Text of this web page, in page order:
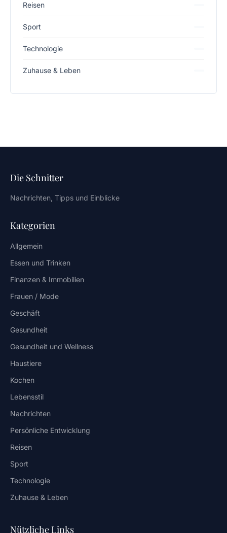
Reisen
Sport
Technologie
Zuhause & Leben
Die Schnitter
Nachrichten, Tipps und Einblicke
Kategorien
Allgemein
Essen und Trinken
Finanzen & Immobilien
Frauen / Mode
Geschäft
Gesundheit
Gesundheit und Wellness
Haustiere
Kochen
Lebensstil
Nachrichten
Persönliche Entwicklung
Reisen
Sport
Technologie
Zuhause & Leben
Nützliche Links